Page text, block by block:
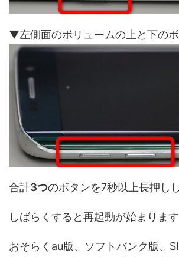
▼左側面のボリュームの上と下のボ
合計3つのボタンを7秒以上長押し
しばらくすると再起動が始まります
おそらくau版、ソフトバンク版、